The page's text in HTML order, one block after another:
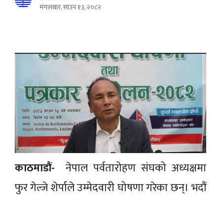
मंगलबार, साउन १३, २०८२
काठमाडौं- नेपाल पर्वतारोहण संघको अध्यक्षमा
फुर गेल्जे शेर्पाले उम्मेदवारी घोषणा गरेका छन्। भदौं